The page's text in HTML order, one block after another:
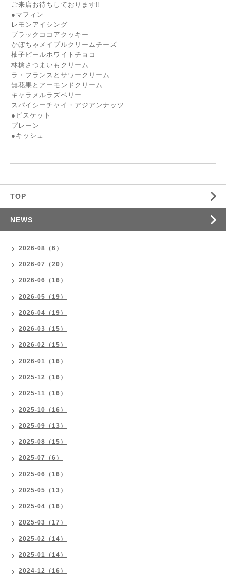
ご来店お待ちしております‼️
●マフィン
レモンアイシング
ブラックココアクッキー
かぼちゃメイプルクリームチーズ
柚子ピールホワイトチョコ
林檎さつまいもクリーム
ラ・フランスとサワークリーム
無花果とアーモンドクリーム
キャラメルラズベリー
スパイシーチャイ・アジアンナッツ
●ビスケット
プレーン
●キッシュ
TOP
NEWS
2026-08（6）
2026-07（20）
2026-06（16）
2026-05（19）
2026-04（19）
2026-03（15）
2026-02（15）
2026-01（16）
2025-12（16）
2025-11（16）
2025-10（16）
2025-09（13）
2025-08（15）
2025-07（6）
2025-06（16）
2025-05（13）
2025-04（16）
2025-03（17）
2025-02（14）
2025-01（14）
2024-12（16）